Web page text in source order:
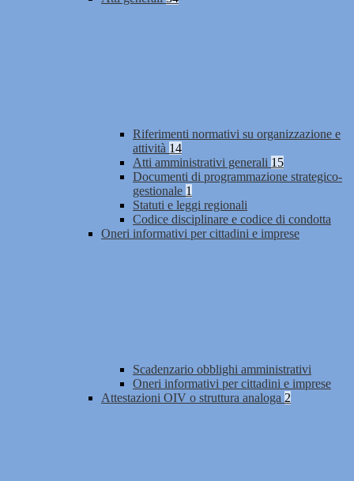
Riferimenti normativi su organizzazione e
attività 14
Atti amministrativi generali 15
Documenti di programmazione strategico-
gestionale 1
Statuti e leggi regionali
Codice disciplinare e codice di condotta
Oneri informativi per cittadini e imprese
Scadenzario obblighi amministrativi
Oneri informativi per cittadini e imprese
Attestazioni OIV o struttura analoga 2